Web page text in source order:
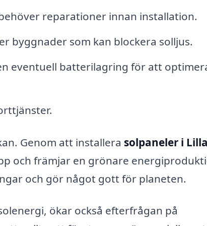
reparationer innan installation.
byggnader som kan blockera solljus.
eventuell batterilagring för att
Genom att installera solpaneler i Lilla
och främjar en grönare
och gör något gott för planeten.
ökar också efterfrågan på